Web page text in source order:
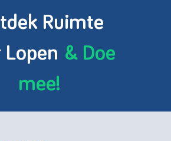
Ruimte
Lopen & Doe
mee!